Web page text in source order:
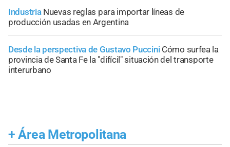
Industria Nuevas reglas para importar líneas de
producción usadas en Argentina
Desde la perspectiva de Gustavo Puccini Cómo surfea la
provincia de Santa Fe la "difícil" situación del transporte
interurbano
+ Área Metropolitana